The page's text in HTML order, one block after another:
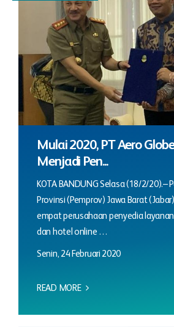
Mulai 2020, PT Aero
Menjadi Pen...
KOTA BANDUNG Selasa (18/2/20).–
Provinsi (Pemprov) Jawa Barat
empat perusahaan penyedia
dan hotel online …
Senin, 24 Februari 2020
READ MORE